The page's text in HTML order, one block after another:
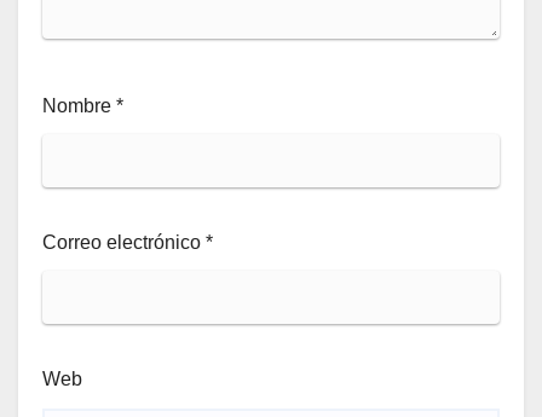
Nombre *
Correo electrónico *
Web